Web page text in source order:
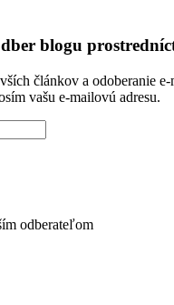
blogu
článkov a odoberanie
vašu e-mailovú adresu.
odberateľom